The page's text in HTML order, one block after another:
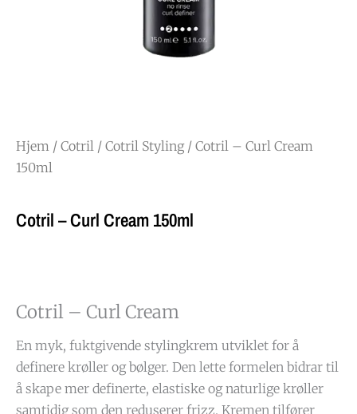
Hjem / Cotril / Cotril Styling/ Cotril – Curl Cream
150ml
Cotril – Curl Cream 150ml
Cotril – Curl Cream
En myk, fuktgivende stylingkrem utviklet for å
definere krøller og bølger. Den lette formelen bidrar til
å skape mer definerte, elastiske og naturlige krøller
samtidig som den reduserer frizz. Kremen tilfører